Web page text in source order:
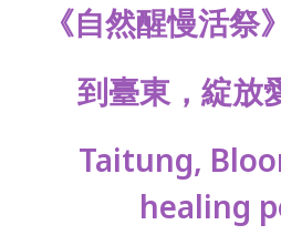
《自然醒慢活祭》
到臺東，綻放
Taitung,
healing